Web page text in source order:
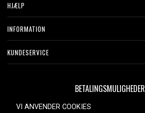
HJÆLP
INFORMATION
KUNDESERVICE
BETALINGSMULIGHEDER
VI ANVENDER COOKIES